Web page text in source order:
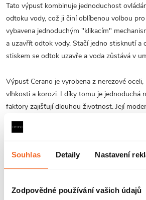
Souhlas Detaily Nastavení
Zodpovědné používání vašich údajů
Tato výpusť kombinuje jednoduchost
odtoku vody, což ji činí oblíbenou volbou
vybavena jednoduchým "klikacím"
a uzavřít odtok vody. Stačí jedno stisknutí a
stiskem se odtok uzavře a voda zůstává v
Výpusť Cerano je vyrobena z nerezové
vlhkosti a korozi. I díky tomu je jednoduchá
faktory zajišťují dlouhou životnost. Její
vzhled ladí s většinou koupelnových
čistým liniím je velmi oblíbeným a
V naší nabídce si můžete vybrat z
přepadu. Vždy tedy zvolte typ výpustě dle